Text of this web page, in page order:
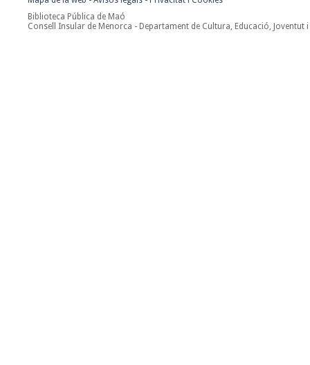
Biblioteca Pública de Maó
Consell Insular de Menorca - Departament de Cultura, Educació, Joventut